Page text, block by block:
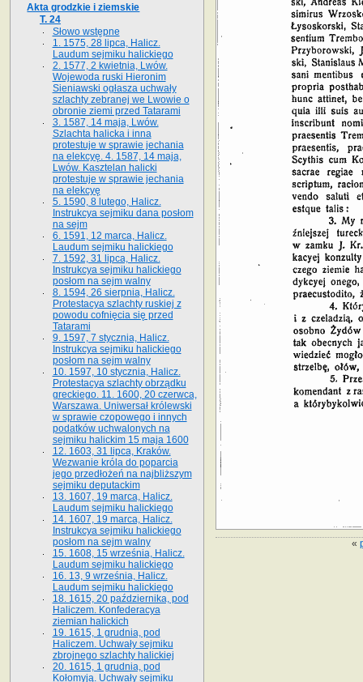
«
Akta grodzkie i ziemskie
T. 24
Słowo wstępne
1. 1575, 28 lipca, Halicz.
Laudum sejmiku halickiego
2. 1577, 2 kwietnia, Lwów.
Wojewoda ruski Hieronim
Sieniawski ogłasza uchwały
szlachty zebranej we Lwowie o
obronie ziemi przed Tatarami
3. 1587, 14 maja, Lwów.
Szlachta halicka i inna
protestuje w sprawie jechania
na elekcyę. 4. 1587, 14 maja,
Lwów. Kasztelan halicki
protestuje w sprawie jechania
na elekcyę
5. 1590, 8 lutego, Halicz.
Instrukcya sejmiku dana posłom
na sejm
6. 1591, 12 marca, Halicz.
Laudum sejmiku halickiego
7. 1592, 31 lipca, Halicz.
Instrukcya sejmiku halickiego
posłom na sejm walny
8. 1594, 26 sierpnia, Halicz.
Protestacya szlachty ruskiej z
powodu cofnięcia się przed
Tatarami
9. 1597, 7 stycznia, Halicz.
Instrukcya sejmiku halickiego
posłom na sejm walny
10. 1597, 10 stycznia, Halicz.
Protestacya szlachty obrządku
greckiego. 11. 1600, 20 czerwca,
Warszawa. Uniwersał królewski
w sprawie czopowego i innych
podatków uchwalonych na
sejmiku halickim 15 maja 1600
12. 1603, 31 lipca, Kraków.
Wezwanie króla do poparcia
jego przedłożeń na najbliższym
sejmiku deputackim
13. 1607, 19 marca, Halicz.
Laudum sejmiku halickiego
14. 1607, 19 marca, Halicz.
Instrukcya sejmiku halickiego
posłom na sejm walny
15. 1608, 15 września, Halicz.
Laudum sejmiku halickiego
16. 13, 9 września, Halicz.
Laudum sejmiku halickiego
18. 1615, 20 października, pod
Haliczem. Konfederacya
ziemian halickich
19. 1615, 1 grudnia, pod
Haliczem. Uchwały sejmiku
zbrojnego szlachty halickiej
20. 1615, 1 grudnia, pod
Kołomyją. Uchwały sejmiku